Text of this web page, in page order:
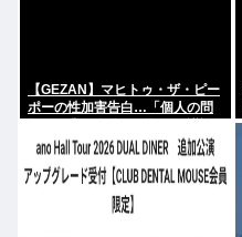
【GEZAN】マヒトゥ・ザ・ピー
ポーの性加害告白…「個人の問
が拡大